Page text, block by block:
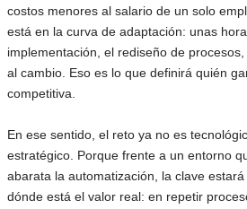
costos menores al salario de un solo
está en la curva de adaptación: unas
implementación, el rediseño de
al cambio. Eso es lo que definirá quién
competitiva.
En ese sentido, el reto ya no es
estratégico. Porque frente a un entorno
abarata la automatización, la clave
dónde está el valor real: en repetir